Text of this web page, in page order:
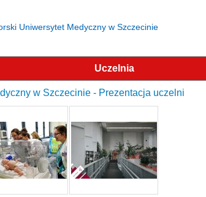
Uniwersytet Medyczny w Szczecinie
Uczelnia
w Szczecinie - Prezentacja uczelni